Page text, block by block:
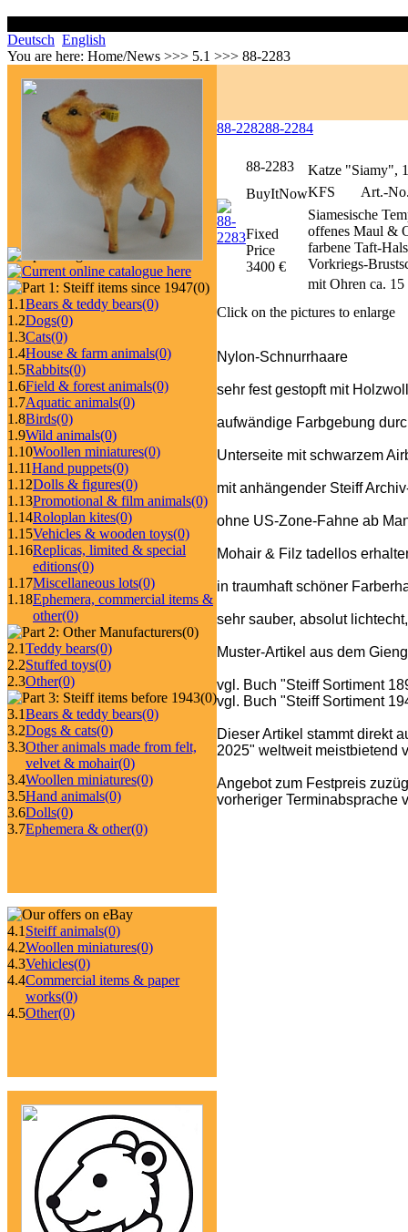
Deutsch English
You are here: Home/News >>> 5.1 >>> 88-2283
(0)
1.1Bears & teddy bears(0)
1.2Dogs(0)
1.3Cats(0)
1.4House & farm animals(0)
1.5Rabbits(0)
1.6Field & forest animals(0)
1.7Aquatic animals(0)
1.8Birds(0)
1.9Wild animals(0)
1.10Woollen miniatures(0)
1.11Hand puppets(0)
1.12Dolls & figures(0)
1.13Promotional & film animals(0)
1.14Roloplan kites(0)
1.15Vehicles & wooden toys(0)
1.16Replicas, limited & special
editions(0)
1.17Miscellaneous lots(0)
1.18Ephemera, commercial items &
other(0)
(0)
2.1Teddy bears(0)
2.2Stuffed toys(0)
2.3Other(0)
(0)
3.1Bears & teddy bears(0)
3.2Dogs & cats(0)
3.3Other animals made from felt,
velvet & mohair(0)
3.4Woollen miniatures(0)
3.5Hand animals(0)
3.6Dolls(0)
3.7Ephemera & other(0)
4.1 Steiff animals(0)
4.2Woollen miniatures(0)
4.3Vehicles(0)
4.4Commercial items & paper
works(0)
4.5Other(0)
88-228288-2284
88-2283
Katze "Siamy",
KFS
Art.-
Siamesische
offenes Maul &
farbene Taft-
Vorkriegs-
mit Ohren ca. 15
BuyItNow
Fixed
Price
3400 €
Click on the pictures to enlarge
Nylon-Schnurrhaare
sehr fest gestopft mit
aufwändige Farbgebung
Unterseite mit schwarzem
mit anhängender Steiff
ohne US-Zone-Fahne ab
Mohair & Filz tadellos
in traumhaft schöner
sehr sauber, absolut
Muster-Artikel aus dem
vgl. Buch "Steiff Sortiment
vgl. Buch "Steiff Sortiment
Dieser Artikel stammt direkt
2025" weltweit meistbietend
Angebot zum Festpreis
vorheriger Terminabsprache